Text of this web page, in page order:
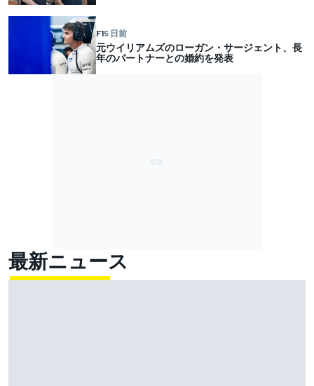
F15 日前
元ウイリアムズのローガン・サージェント、長
年のパートナーとの婚約を発表
最新ニュース